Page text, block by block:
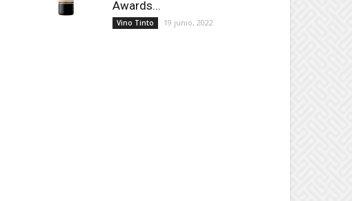
Awards...
Vino Tinto 19 junio, 2022